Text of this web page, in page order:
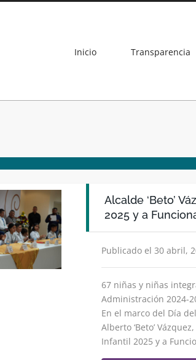
Inicio Transparencia
Alcalde ‘Beto’
2025 y a
Publicado el 30 abril,
67 niñas y niñas
Administración 2024-
En el marco del Día
Alberto ‘Beto’
Infantil 2025 y a